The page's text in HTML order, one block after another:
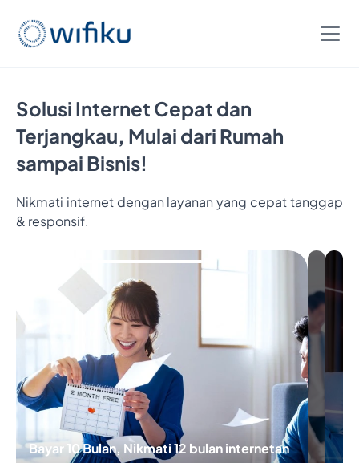
Solusi Internet Cepat dan
Terjangkau, Mulai dari Rumah
sampai Bisnis!
Nikmati internet dengan layanan yang cepat tanggap
& responsif.
Bayar 10 Bulan, Nikmati 12 bulan internetan